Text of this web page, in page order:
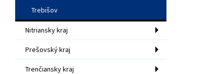
Trebišov
Nitriansky kraj
Prešovský kraj
Trenčiansky kraj